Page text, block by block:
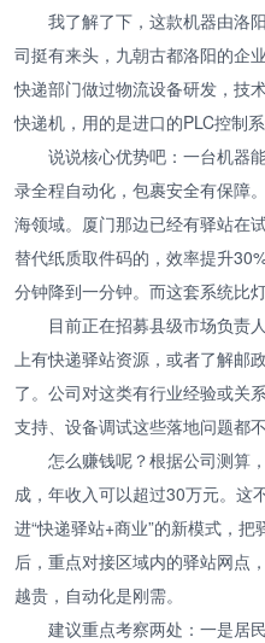
我了解了下，这款机器由洛
司挺有来头，九朝古都洛阳的企
快递部门做过物流设备研发，技
快递机，用的是进口的PLC控制
说说核心优势吧：一台机器
录全程自动化，包裹安全有保障
海领域。厦门那边已经有驿站在
替代纸质取件码的，效率提升
分钟降到一分钟。而这套系统比
目前正在招募县级市场负责
上有快递驿站资源，或者了解邮
了。公司对这类有行业经验或关
支持、设备调试这些落地问题都不
怎么赚钱呢？根据公司测算
成，年收入可以超过30万元。这
进“快递驿站+商业”的新模式，
后，重点对接区域内的驿站网
越贵，自动化是刚需。
建议重点考察两处：一是居